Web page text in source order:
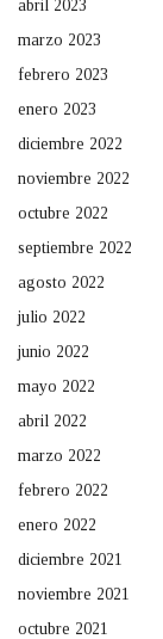
abril 2023
marzo 2023
febrero 2023
enero 2023
diciembre 2022
noviembre 2022
octubre 2022
septiembre 2022
agosto 2022
julio 2022
junio 2022
mayo 2022
abril 2022
marzo 2022
febrero 2022
enero 2022
diciembre 2021
noviembre 2021
octubre 2021